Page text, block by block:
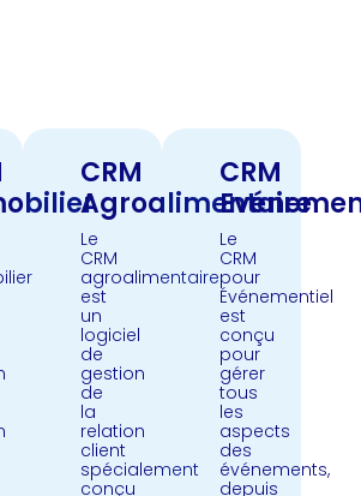
CRM
Agroalimentaire
Le
CRM
agroalimentaire
est
un
logiciel
de
gestion
de
la
relation
client
spécialement
conçu
CRM
Le
CRM
pour
Événementiel
est
conçu
pour
gérer
tous
les
aspects
des
événements,
depuis